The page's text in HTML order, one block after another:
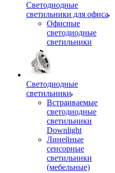
Светодиодные
светильники для офиса
Офисные
светодиодные
светильники
Светодиодные
светильники
Встраиваемые
светодиодные
светильники
Downlight
Линейные
сенсорные
светильники
(мебельные)